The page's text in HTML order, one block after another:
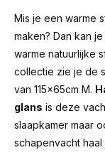
Mis je een warme
maken? Dan kan
warme natuurlijke
collectie zie je de
van 115x65cm M.
glans is deze
slaapkamer maar
schapenvacht